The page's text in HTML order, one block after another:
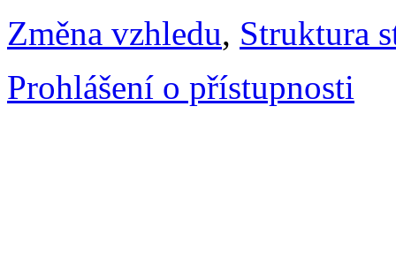
Změna vzhledu, Struktura
Prohlášení o přístupnosti